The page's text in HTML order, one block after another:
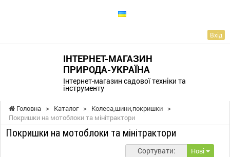
Вхід
ІНТЕРНЕТ-МАГАЗИН
ПРИРОДА-УКРАЇНА
Інтернет-магазин садової техніки та
інструменту
Головна > Каталог > Колеса,шини,покришки >
Покришки на мотоблоки та мінітрактори
Покришки на мотоблоки та мінітрактори
Сортувати: Нові